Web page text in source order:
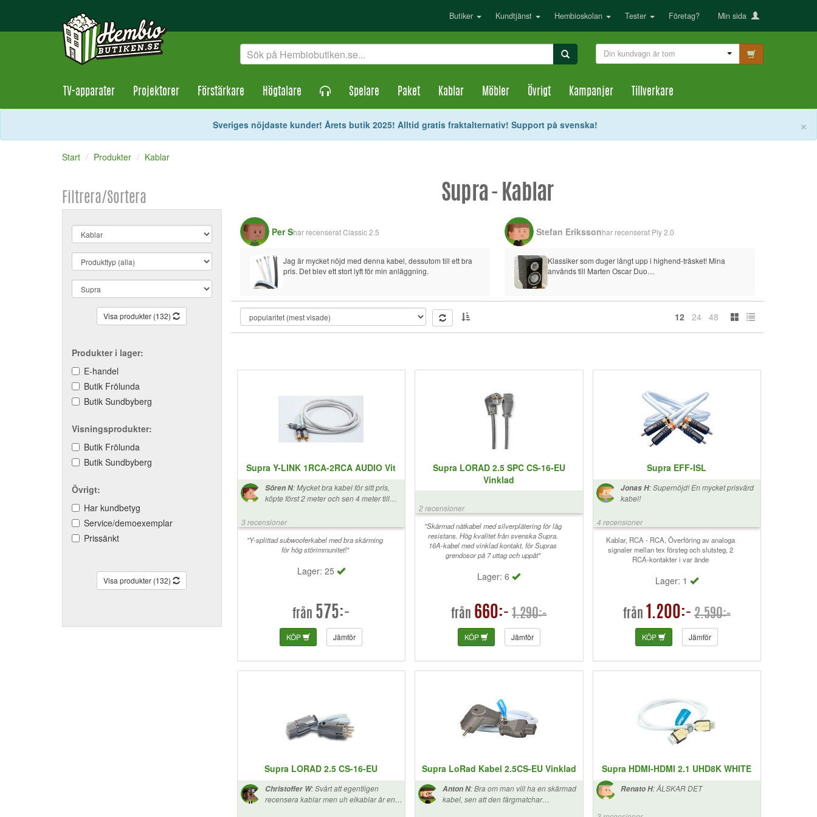
Butiker Kundtjänst Hembioskolan Tester Företag? Min sida
Din kundvagn är tom
TV-apparater Projektorer Förstärkare Högtalare Spelare Paket Kablar Möbler Övrigt Kampanjer Tillverkare
×
Sveriges nöjdaste kunder! Årets butik 2025! Alltid gratis fraktalternativ! Support på svenska!
Start Produkter Kablar
Filtrera/Sortera
Visa produkter (132)
Produkter i lager:
E-handel
Butik Frölunda
Butik Sundbyberg
Visningsprodukter:
Butik Frölunda
Butik Sundbyberg
Övrigt:
Har kundbetyg
Service/demoexemplar
Prissänkt
Visa produkter (132)
Supra - Kablar
Per Shar recenseratClassic 2.5
Jag är mycket nöjd med denna kabel, dessutom till ett bra
pris. Det blev ett stort lyft för min anläggning.
Stefan Erikssonhar recenserat Ply 2.0
Klassiker som duger långt upp i highend-träsket! Mina
används till Marten Oscar Duo…
12 24 48
Supra Y-LINK 1RCA-2RCA AUDIO Vit
Sören N: Mycket bra kabel för sitt pris,
köpte först 2 meter och sen 4 meter till
3 recensioner
"Y-splittad subwooferkabel med bra skärming
för hög störimmunitet!"
Lager: 25
från 575:-
KÖP Jämför
Supra LORAD 2.5 SPC CS-16-EU
Vinklad
2 recensioner
"Skärmad nätkabel med silverplätering för låg
resistans. Hög kvalitet från svenska Supra.
16A-kabel med vinklad kontakt, för Supras
grendosor på 7 uttag och uppåt"
Lager: 6
från 660:- 1.290:-
KÖP Jämför
Supra EFF-ISL
Jonas H: Supernöjd! En mycket prisvärd
kabel!
4 recensioner
Kablar, RCA - RCA, Överföring av analoga
signaler mellan tex försteg och slutsteg, 2
RCA-kontakter i var ände
Lager: 1
från 1.200:- 2.590:-
KÖP Jämför
Supra LORAD 2.5 CS-16-EU
Christoffer W: Svårt att egentligen
recensera kablar men uh elkablar är en
Supra LoRad Kabel 2.5CS-EU Vinklad
Anton N:Bra om man vill ha en skärmad
kabel, sen att den färgmatchar
Supra HDMI-HDMI 2.1 UHD8K WHITE
Renato H: ÄLSKAR DET